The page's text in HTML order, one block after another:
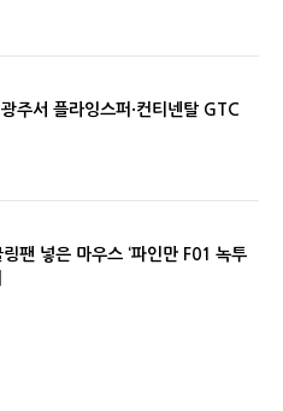
주서 플라잉스퍼·컨티넨탈 GTC
팬 넣은 마우스 ‘파인만 F01 녹투